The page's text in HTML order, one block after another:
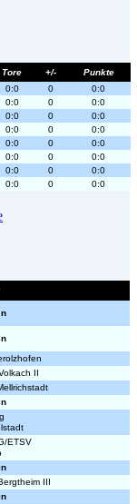
Tore +/-
Punkte
0:0 0
0:0
0:0 0
0:0
0:0 0
0:0
0:0 0
0:0
0:0 0
0:0
0:0 0
0:0
0:0 0
0:0
0:0 0 0:0
II
ETSV
III